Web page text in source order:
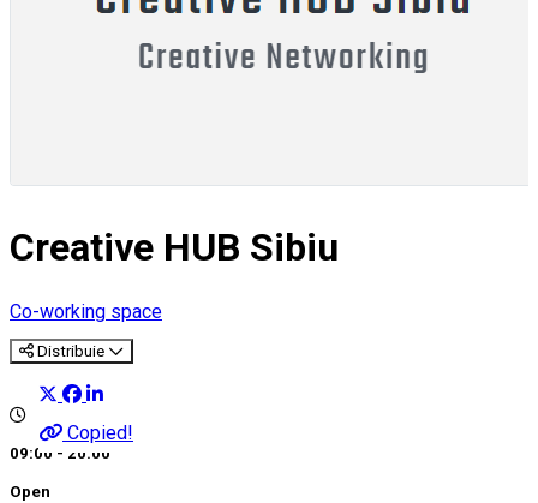
Creative HUB Sibiu
Co-working space
Distribuie
Copied!
09:00 - 20:00
Open